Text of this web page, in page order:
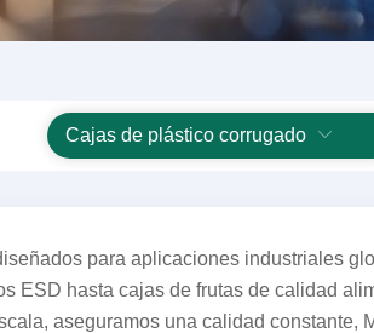
Cajas de plástico corrugado
para aplicaciones industriales
ESD hasta cajas de frutas de calidad
aseguramos una calidad